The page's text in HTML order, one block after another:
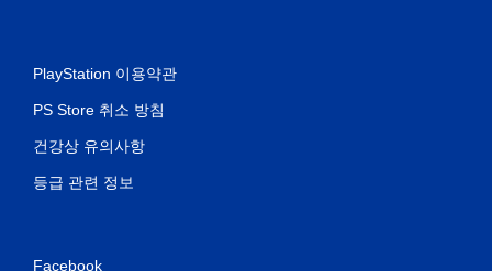
PlayStation 이용약관
PS Store 취소 방침
건강상 유의사항
등급 관련 정보
Facebook